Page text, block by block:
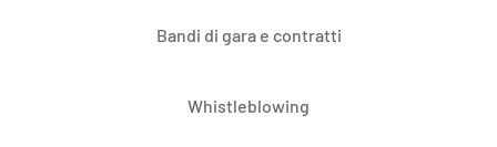
Bandi di gara e contratti
Whistleblowing